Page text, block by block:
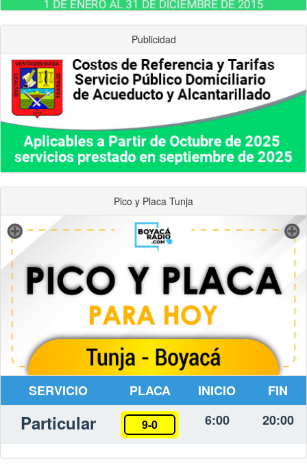
Publicidad
Pico y Placa Tunja
SERVICIO PLACA INICIO FIN
Particular 9-0 6:00 20:00